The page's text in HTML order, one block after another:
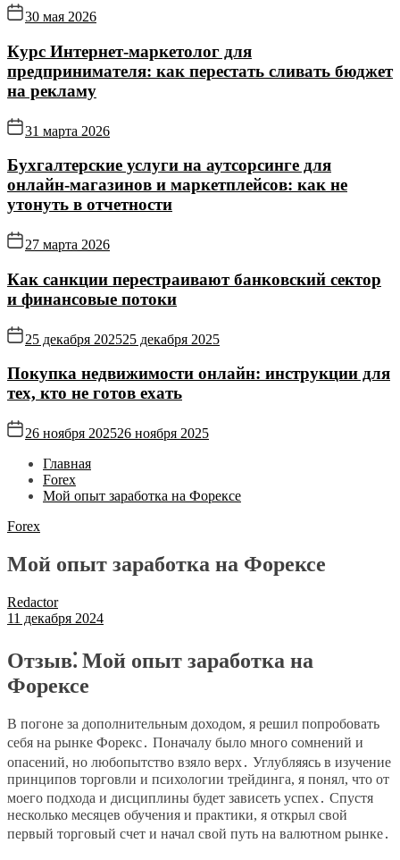
30 мая 2026
Курс Интернет‑маркетолог для
предпринимателя: как перестать сливать бюджет
на рекламу
31 марта 2026
Бухгалтерские услуги на аутсорсинге для
онлайн‑магазинов и маркетплейсов: как не
утонуть в отчетности
27 марта 2026
Как санкции перестраивают банковский сектор
и финансовые потоки
25 декабря 202525 декабря 2025
Покупка недвижимости онлайн: инструкции для
тех, кто не готов ехать
26 ноября 202526 ноября 2025
Главная
Forex
Мой опыт заработка на Форексе
Forex
Мой опыт заработка на Форексе
Redactor
11 декабря 2024
Отзыв⁚ Мой опыт заработка на
Форексе
В погоне за дополнительным доходом, я решил попробовать
себя на рынке Форекс․ Поначалу было много сомнений и
опасений, но любопытство взяло верх․ Углубляясь в изучение
принципов торговли и психологии трейдинга, я понял, что от
моего подхода и дисциплины будет зависеть успех․ Спустя
несколько месяцев обучения и практики, я открыл свой
первый торговый счет и начал свой путь на валютном рынке․